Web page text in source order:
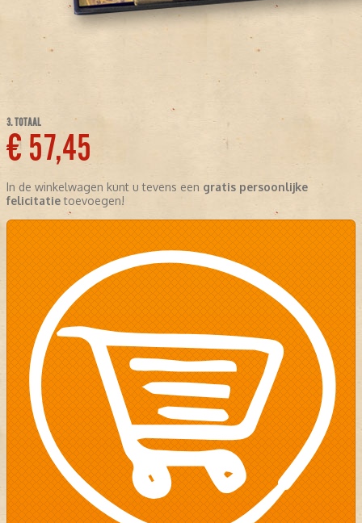
3. TOTAAL
€ 57,45
In de winkelwagen kunt u tevens een gratis persoonlijke
felicitatietoevoegen!